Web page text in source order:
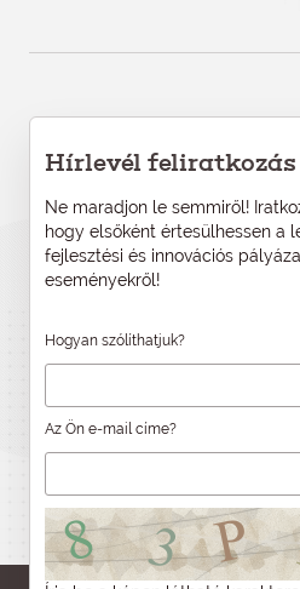
Hírlevél feliratkozás
Ne maradjon le semmiről!
hogy elsőként értesülhessen a
fejlesztési és innovációs
eseményekről!
Hogyan szólíthatjuk?
Az Ön e-mail címe?